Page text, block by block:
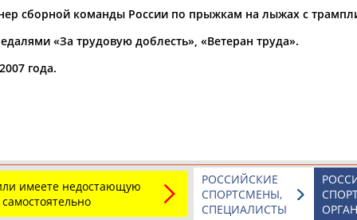
рождения
чч мм год по чч мм год
сборной команды России по прыжкам на лыжах с
«За трудовую доблесть», «Ветеран труда».
года.
имеете недостающую
РОССИЙСКИЕ
СПОРТСМЕНЫ,
СПЕЦИАЛИСТЫ